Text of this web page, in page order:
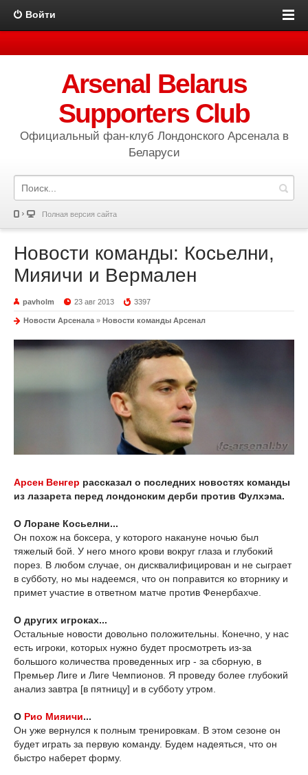
Войти
Arsenal Belarus
Supporters Club
Официальный фан-клуб Лондонского Арсенала в
Беларуси
Полная версия сайта
Новости команды: Косьелни,
Мияичи и Вермален
pavholm 23 авг 2013 3397
Новости Арсенала » Новости команды Арсенал
Арсен Венгер рассказал о последних новостях команды
из лазарета перед лондонским дерби против Фулхэма.
О Лоране Косьелни...
Он похож на боксера, у которого накануне ночью был
тяжелый бой. У него много крови вокруг глаза и глубокий
порез. В любом случае, он дисквалифицирован и не сыграет
в субботу, но мы надеемся, что он поправится ко вторнику и
примет участие в ответном матче против Фенербахче.
О других игроках...
Остальные новости довольно положительны. Конечно, у нас
есть игроки, которых нужно будет просмотреть из-за
большого количества проведенных игр - за сборную, в
Премьер Лиге и Лиге Чемпионов. Я проведу более глубокий
анализ завтра [в пятницу] и в субботу утром.
О Рио Мияичи...
Он уже вернулся к полным тренировкам. В этом сезоне он
будет играть за первую команду. Будем надеяться, что он
быстро наберет форму.